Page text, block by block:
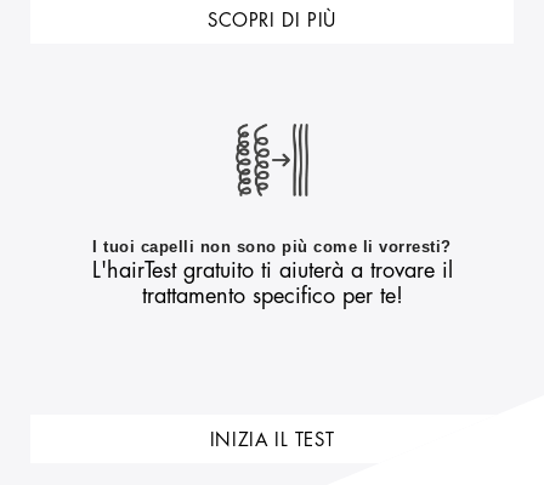
SCOPRI DI PIÙ
I tuoi capelli non sono più come li vorresti?
L'hairTest gratuito ti aiuterà a trovare il
trattamento specifico per te!
INIZIA IL TEST